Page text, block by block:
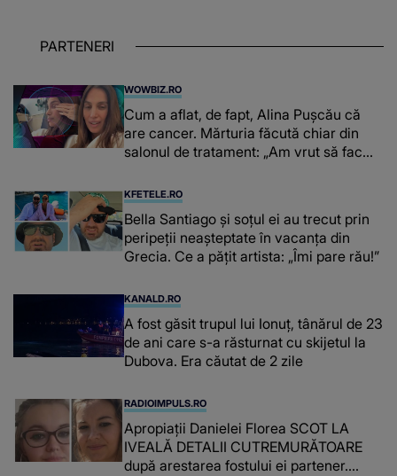
PARTENERI
WOWBIZ.RO
Cum a aflat, de fapt, Alina Pușcău că
are cancer. Mărturia făcută chiar din
salonul de tratament: „Am vrut să fac
înțepe sânul”
KFETELE.RO
Bella Santiago și soțul ei au trecut prin
peripeții neașteptate în vacanța din
Grecia. Ce a pățit artista: „Îmi pare rău!”
KANALD.RO
A fost găsit trupul lui Ionuț, tânărul de 23
de ani care s-a răsturnat cu skijetul la
Dubova. Era căutat de 2 zile
RADIOIMPULS.RO
Apropiații Danielei Florea SCOT LA
IVEALĂ DETALII CUTREMURĂTOARE
după arestarea fostului ei partener.